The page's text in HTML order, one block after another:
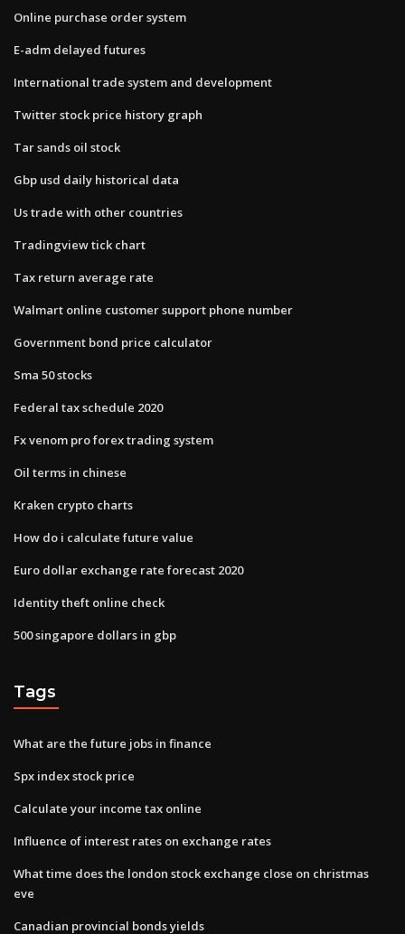
Online purchase order system
E-adm delayed futures
International trade system and development
Twitter stock price history graph
Tar sands oil stock
Gbp usd daily historical data
Us trade with other countries
Tradingview tick chart
Tax return average rate
Walmart online customer support phone number
Government bond price calculator
Sma 50 stocks
Federal tax schedule 2020
Fx venom pro forex trading system
Oil terms in chinese
Kraken crypto charts
How do i calculate future value
Euro dollar exchange rate forecast 2020
Identity theft online check
500 singapore dollars in gbp
Tags
What are the future jobs in finance
Spx index stock price
Calculate your income tax online
Influence of interest rates on exchange rates
What time does the london stock exchange close on christmas
eve
Canadian provincial bonds yields